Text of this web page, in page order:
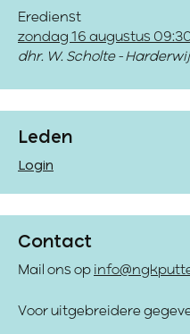
Eredienst
zondag 16 augustus
dhr. W. Scholte -
Leden
Login
Contact
Mail ons op
Voor uitgebreidere